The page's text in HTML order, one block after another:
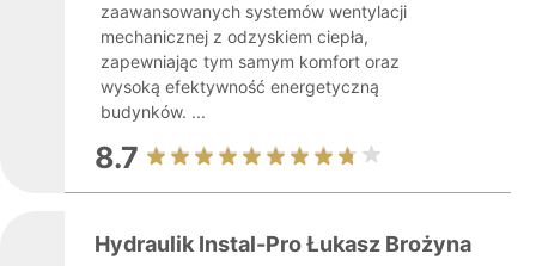
zaawansowanych systemów wentylacji
mechanicznej z odzyskiem ciepła,
zapewniając tym samym komfort oraz
wysoką efektywność energetyczną
budynków. ...
8.7
Hydraulik Instal-Pro Łukasz Brożyna